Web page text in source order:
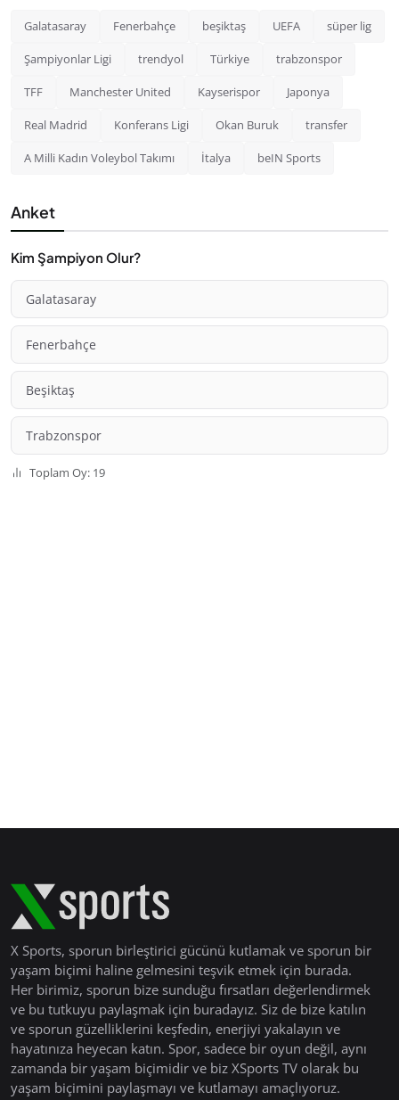
Galatasaray Fenerbahçe beşiktaş UEFA süper lig
Şampiyonlar Ligi trendyol Türkiye trabzonspor
TFF Manchester United Kayserispor Japonya
Real Madrid Konferans Ligi Okan Buruk transfer
A Milli Kadın Voleybol Takımı İtalya beIN Sports
Anket
Kim Şampiyon Olur?
Galatasaray
Fenerbahçe
Beşiktaş
Trabzonspor
Toplam Oy: 19
X Sports, sporun birleştirici gücünü kutlamak ve sporun bir
yaşam biçimi haline gelmesini teşvik etmek için burada.
Her birimiz, sporun bize sunduğu fırsatları değerlendirmek
ve bu tutkuyu paylaşmak için buradayız. Siz de bize katılın
ve sporun güzelliklerini keşfedin, enerjiyi yakalayın ve
hayatınıza heyecan katın. Spor, sadece bir oyun değil, aynı
zamanda bir yaşam biçimidir ve biz XSports TV olarak bu
yaşam biçimini paylaşmayı ve kutlamayı amaçlıyoruz.